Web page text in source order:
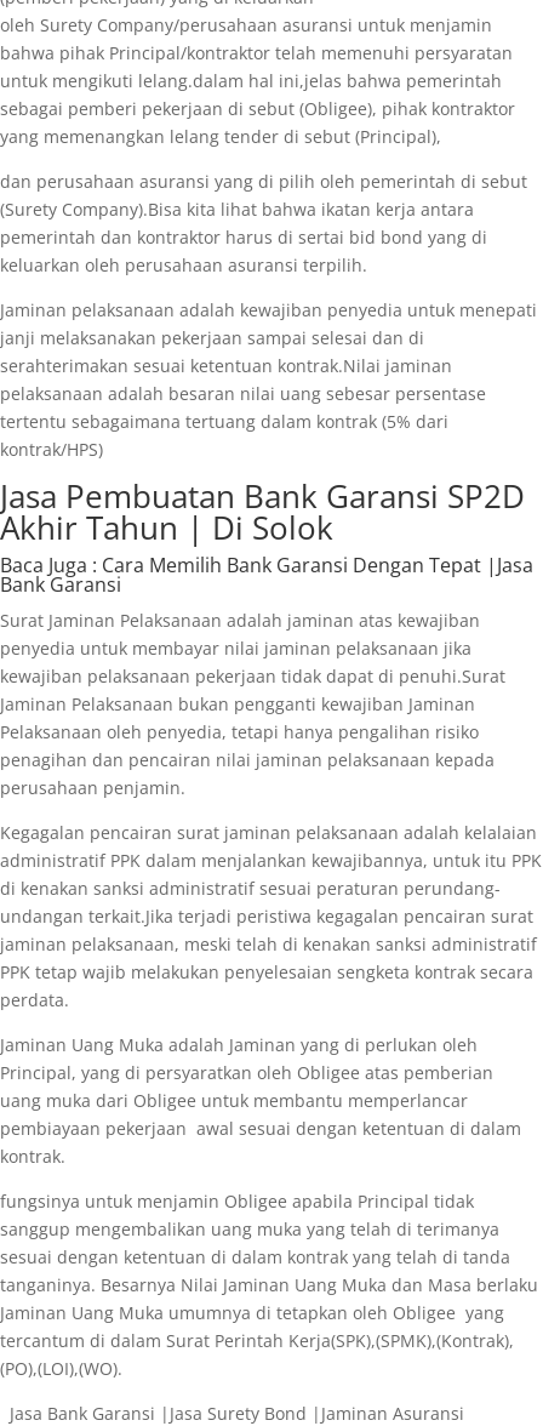
oleh Surety Company/perusahaan asuransi untuk menjamin
bahwa pihak Principal/kontraktor telah memenuhi persyaratan
untuk mengikuti lelang.dalam hal ini,jelas bahwa pemerintah
sebagai pemberi pekerjaan di sebut (Obligee), pihak kontraktor
yang memenangkan lelang tender di sebut (Principal),
dan perusahaan asuransi yang di pilih oleh pemerintah di sebut
(Surety Company).Bisa kita lihat bahwa ikatan kerja antara
pemerintah dan kontraktor harus di sertai bid bond yang di
keluarkan oleh perusahaan asuransi terpilih.
Jaminan pelaksanaan adalah kewajiban penyedia untuk menepati
janji melaksanakan pekerjaan sampai selesai dan di
serahterimakan sesuai ketentuan kontrak.Nilai jaminan
pelaksanaan adalah besaran nilai uang sebesar persentase
tertentu sebagaimana tertuang dalam kontrak (5% dari
kontrak/HPS)
Jasa Pembuatan Bank Garansi SP2D
Akhir Tahun | Di Solok
Baca Juga : Cara Memilih Bank Garansi Dengan Tepat |Jasa
Bank Garansi
Surat Jaminan Pelaksanaan adalah jaminan atas kewajiban
penyedia untuk membayar nilai jaminan pelaksanaan jika
kewajiban pelaksanaan pekerjaan tidak dapat di penuhi.Surat
Jaminan Pelaksanaan bukan pengganti kewajiban Jaminan
Pelaksanaan oleh penyedia, tetapi hanya pengalihan risiko
penagihan dan pencairan nilai jaminan pelaksanaan kepada
perusahaan penjamin.
Kegagalan pencairan surat jaminan pelaksanaan adalah kelalaian
administratif PPK dalam menjalankan kewajibannya, untuk itu PPK
di kenakan sanksi administratif sesuai peraturan perundang-
undangan terkait.Jika terjadi peristiwa kegagalan pencairan surat
jaminan pelaksanaan, meski telah di kenakan sanksi administratif
PPK tetap wajib melakukan penyelesaian sengketa kontrak secara
perdata.
Jaminan Uang Muka adalah Jaminan yang di perlukan oleh
Principal, yang di persyaratkan oleh Obligee atas pemberian
uang muka dari Obligee untuk membantu memperlancar
pembiayaan pekerjaan awal sesuai dengan ketentuan di dalam
kontrak.
fungsinya untuk menjamin Obligee apabila Principal tidak
sanggup mengembalikan uang muka yang telah di terimanya
sesuai dengan ketentuan di dalam kontrak yang telah di tanda
tanganinya. Besarnya Nilai Jaminan Uang Muka dan Masa berlaku
Jaminan Uang Muka umumnya di tetapkan oleh Obligee yang
tercantum di dalam Surat Perintah Kerja(SPK),(SPMK),(Kontrak),
(PO),(LOI),(WO).
Jasa Bank Garansi |Jasa Surety Bond |Jaminan Asuransi